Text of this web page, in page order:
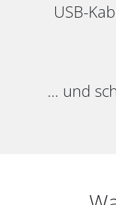
USB-
… und